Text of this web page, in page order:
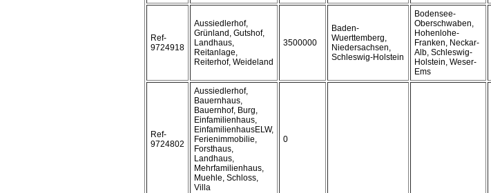
Ref-
9724918
Aussiedlerhof,
Grünland, Gutshof,
Landhaus,
Reitanlage,
Reiterhof, Weideland
3500000
Baden-
Wuerttemberg,
Niedersachsen,
Schleswig-Holstein
Bodensee-
Oberschwaben,
Hohenlohe-
Franken, Neckar-
Alb, Schleswig-
Holstein, Weser-
Ems
Ref-
9724802
Aussiedlerhof,
Bauernhaus,
Bauernhof, Burg,
Einfamilienhaus,
EinfamilienhausELW,
Ferienimmobilie,
Forsthaus,
Landhaus,
Mehrfamilienhaus,
Muehle, Schloss,
Villa
0